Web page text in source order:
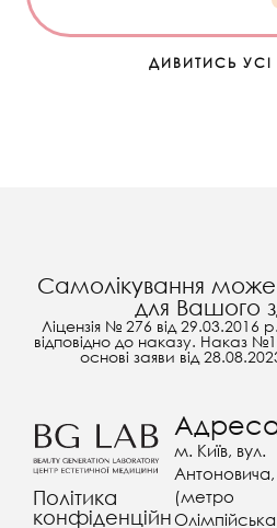
ДИВИТИСЬ УСІ
Самолікування
для Вашого
Ліцензія № 276 від 29.03.2016
відповідно до наказу. Наказ
основі заяви від
Політика
конфіденційн
м. Київ, вул.
(метро